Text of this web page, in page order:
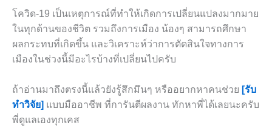
โควิด-19 เป็นเหตุการณ์ที่ทำให้เกิดการเปลี่ยนแปลงมากมาย
ในทุกด้านของชีวิต รวมถึงการเมือง น้องๆ สามารถศึกษา
ผลกระทบที่เกิดขึ้น และวิเคราะห์ว่าการตัดสินใจทางการ
เมืองในช่วงนี้มีอะไรบ้างที่เปลี่ยนไปครับ
ถ้าอ่านมาถึงตรงนี้แล้วยังรู้สึกมึนๆ หรืออยากหาคนช่วย [รับ
ทำวิจัย] แบบมืออาชีพ ที่การันตีผลงาน ทักหาพี่ได้เลยนะครับ
พี่ดูแลเองทุกเคส